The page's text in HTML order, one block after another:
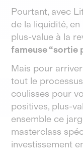
Pourtant, avec
de la liquidité,
plus-value à la
fameuse “sortie
Mais pour
tout le
coulisses pour
positives, plus-
ensemble ce
masterclass
investissement